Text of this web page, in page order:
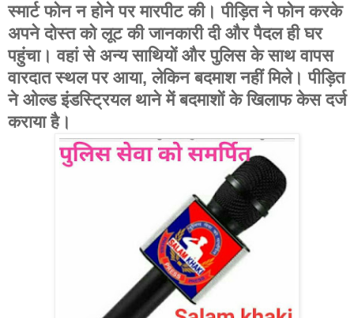
स्मार्ट फोन न होने पर मारपीट की। पीड़ित ने फोन करके
अपने दोस्त को लूट की जानकारी दी और पैदल ही घर
पहुंचा। वहां से अन्य साथियों और पुलिस के साथ वापस
वारदात स्थल पर आया, लेकिन बदमाश नहीं मिले। पीड़ित
ने ओल्ड इंडस्ट्रियल थाने में बदमाशों के खिलाफ केस दर्ज
कराया है।